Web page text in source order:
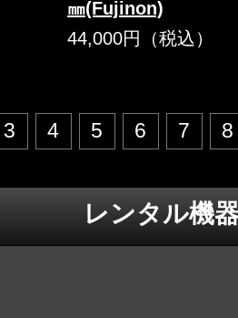
㎜(Fujinon)
44,000円（税込）
3 4 5 6 7 8
レンタル機